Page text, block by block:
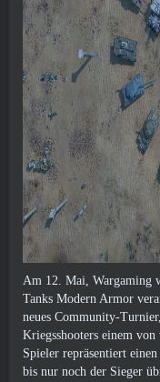
Am 12. Mai, Wargaming
Tanks Modern Armor
neues Community-
Kriegsshooters einem
Spieler repräsentiert
bis nur noch der Sieger